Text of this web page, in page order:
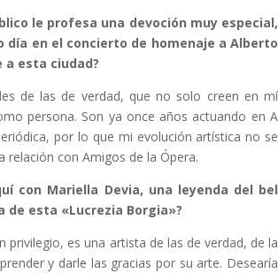
le profesa una devoción muy especial,
día en el concierto de homenaje a Alberto
a esta ciudad?
de las de verdad, que no solo creen en mí
persona. Son ya once años actuando en A
por lo que mi evolución artística no se
relación con Amigos de la Ópera.
con Mariella Devia, una leyenda del bel
de esta «Lucrezia Borgia»?
privilegio, es una artista de las de verdad, de la
y darle las gracias por su arte. Desearía